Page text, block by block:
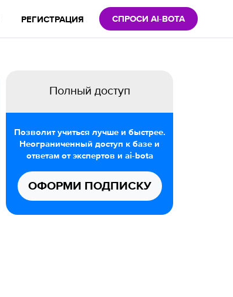
РЕГИСТРАЦИЯ СПРОСИ AI-BOTA
Полный доступ
Позволит учиться лучше и быстрее.
Неограниченный доступ к базе и
ответам от экспертов и ai-bota
ОФОРМИ ПОДПИСКУ